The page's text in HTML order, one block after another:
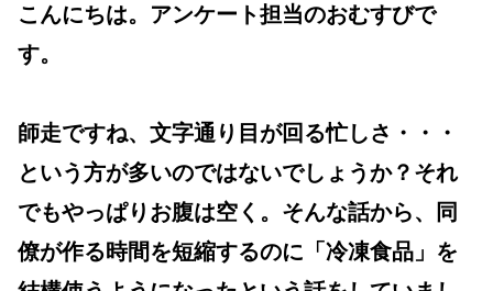
こんにちは。アンケート担当のおむすびで
す。
師走ですね、文字通り目が回る忙しさ・・・
という方が多いのではないでしょうか？それ
でもやっぱりお腹は空く。そんな話から、同
僚が作る時間を短縮するのに「冷凍食品」を